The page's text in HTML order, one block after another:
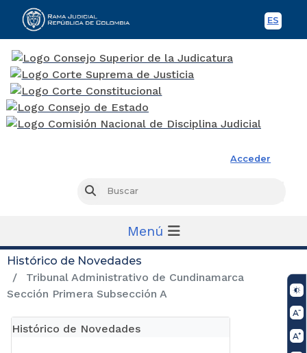
ES
Acceder
Buscar
Menú
Histórico de Novedades
Tribunal Administrativo de Cundinamarca
Sección Primera Subsección A
Histórico de Novedades